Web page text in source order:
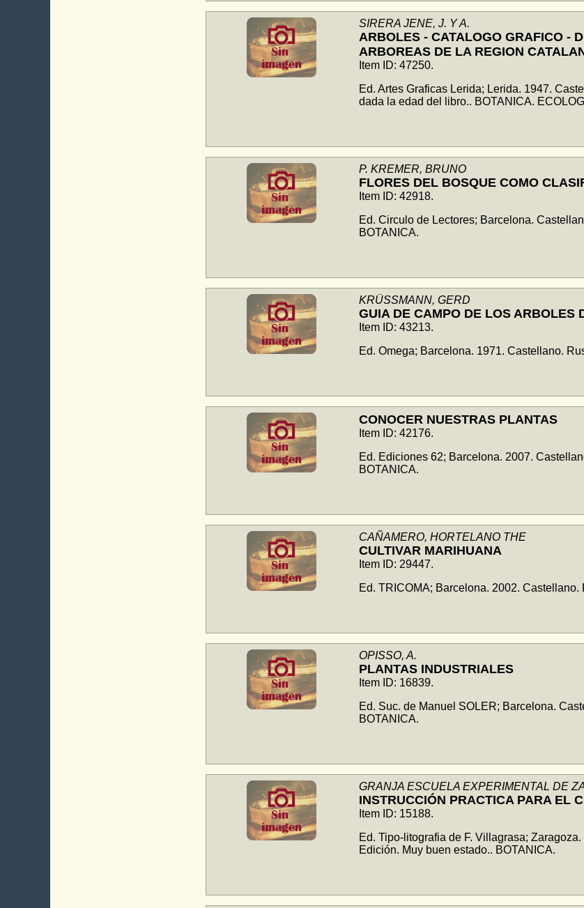
SIRERA JENE, J. Y A.
ARBOLES - CATALOGO GRAFICO -
ARBOREAS DE LA REGION
Item ID: 47250.
Ed. Artes Graficas Lerida; Lerida. 1947.
dada la edad del libro.. BOTANICA.
P. KREMER, BRUNO
FLORES DEL BOSQUE COMO
Item ID: 42918.
Ed. Circulo de Lectores; Barcelona.
BOTANICA.
KRÜSSMANN, GERD
GUIA DE CAMPO DE LOS ARBOLES
Item ID: 43213.
Ed. Omega; Barcelona. 1971. Castellano.
CONOCER NUESTRAS PLANTAS
Item ID: 42176.
Ed. Ediciones 62; Barcelona. 2007.
BOTANICA.
CAÑAMERO, HORTELANO THE
CULTIVAR MARIHUANA
Item ID: 29447.
Ed. TRICOMA; Barcelona. 2002.
OPISSO, A.
PLANTAS INDUSTRIALES
Item ID: 16839.
Ed. Suc. de Manuel SOLER; Barcelona.
BOTANICA.
GRANJA ESCUELA EXPERIMENTAL DE
INSTRUCCIÓN PRACTICA PARA EL
Item ID: 15188.
Ed. Tipo-litografia de F. Villagrasa;
Edición. Muy buen estado.. BOTANICA.